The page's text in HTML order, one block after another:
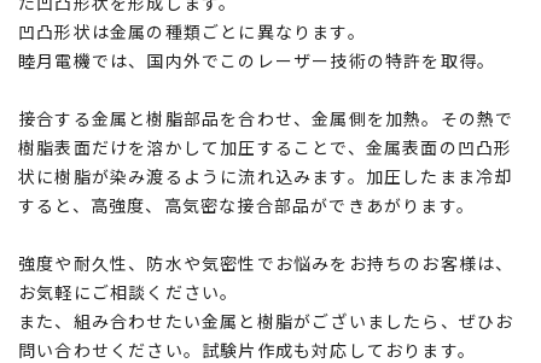
凹凸形状は金属の種類ごとに異なります。
睦月電機では、国内外でこのレーザー技術の特許を取得。
接合する金属と樹脂部品を合わせ、金属側を加熱。その熱で
樹脂表面だけを溶かして加圧することで、金属表面の凹凸形
状に樹脂が染み渡るように流れ込みます。加圧したまま冷却
すると、高強度、高気密な接合部品ができあがります。
強度や耐久性、防水や気密性でお悩みをお持ちのお客様は、
お気軽にご相談ください。
また、組み合わせたい金属と樹脂がございましたら、ぜひお
問い合わせください。試験片作成も対応しております。